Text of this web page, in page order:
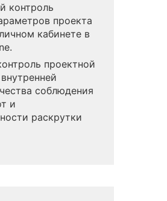
контроль
проекта
кабинете в
проектной
соблюдения
и
раскрутки